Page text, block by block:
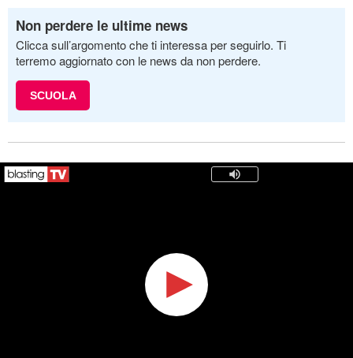
Non perdere le ultime news
Clicca sull’argomento che ti interessa per seguirlo. Ti
terremo aggiornato con le news da non perdere.
SCUOLA